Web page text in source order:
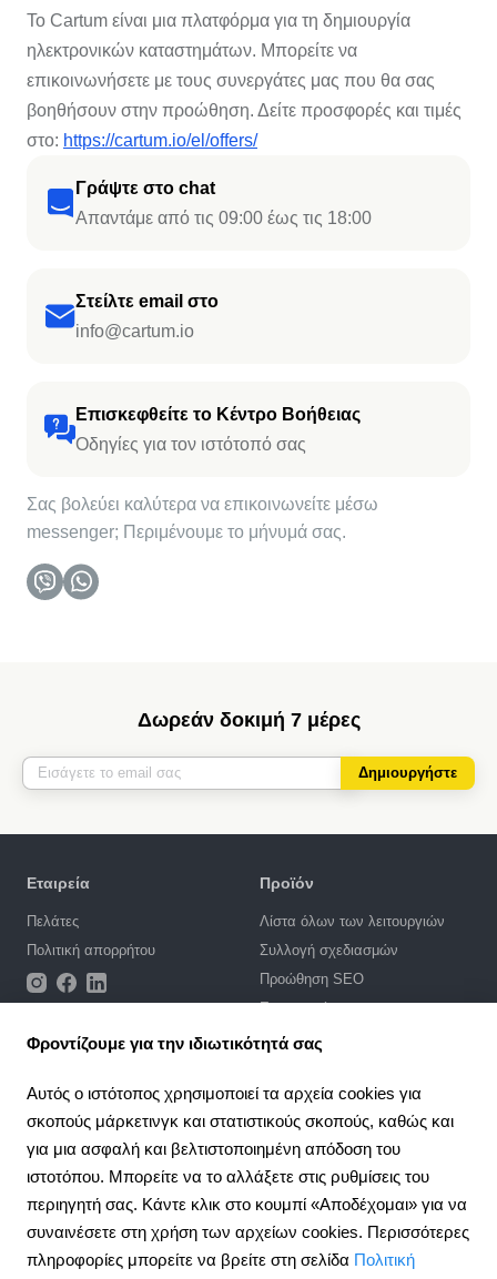
Γράψτε στο chat
Απαντάμε από τις 09:00 έως τις 18:00
Στείλτε email στο
info@cartum.io
Επισκεφθείτε το Κέντρο Βοήθειας
Οδηγίες για τον ιστότοπό σας
Σας βολεύει καλύτερα να επικοινωνείτε μέσω
messenger; Περιμένουμε το μήνυμά σας.
Το Cartum είναι μια πλατφόρμα για τη δημιουργία
ηλεκτρονικών καταστημάτων. Μπορείτε να
επικοινωνήσετε με τους συνεργάτες μας που θα σας
βοηθήσουν στην προώθηση. Δείτε προσφορές και τιμές
στο: https://cartum.io/el/offers/
Δωρεάν δοκιμή 7 μέρες
Δημιουργήστε
Εταιρεία
Πελάτες
Πολιτική απορρήτου
Προϊόν
Λίστα όλων των λειτουργιών
Συλλογή σχεδιασμών
Προώθηση SEO
Ενσωματώσεις
Τιμές
Υποστήριξη
Πύλη υποστήριξης
Γράψτε ένα αίτημα
Δημόσια σύμβαση
Σύμπραξη
Πρόγραμμα συνεργασίας
4.6
Φροντίζουμε για την ιδιωτικότητά σας
Αυτός ο ιστότοπος χρησιμοποιεί τα αρχεία cookies για
σκοπούς μάρκετινγκ και στατιστικούς σκοπούς, καθώς και
για μια ασφαλή και βελτιστοποιημένη απόδοση του
ιστοτόπου. Μπορείτε να το αλλάξετε στις ρυθμίσεις του
περιηγητή σας. Κάντε κλικ στο κουμπί «Αποδέχομαι» για να
συναινέσετε στη χρήση των αρχείων cookies. Περισσότερες
πληροφορίες μπορείτε να βρείτε στη σελίδα Πολιτική